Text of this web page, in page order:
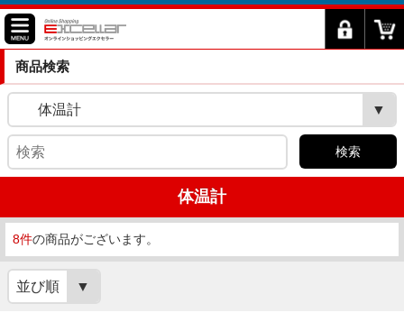
商品検索
体温計
検索
体温計
8件の商品がございます。
並び順